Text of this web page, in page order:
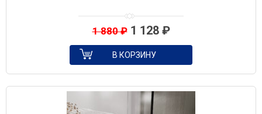
1 880₽ 1 128 ₽
В КОРЗИНУ